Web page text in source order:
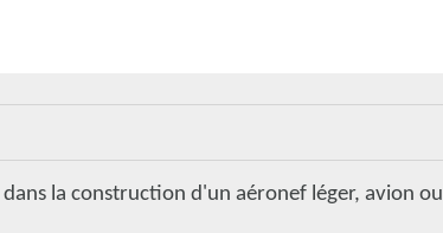
la construction d'un aéronef léger, avion ou